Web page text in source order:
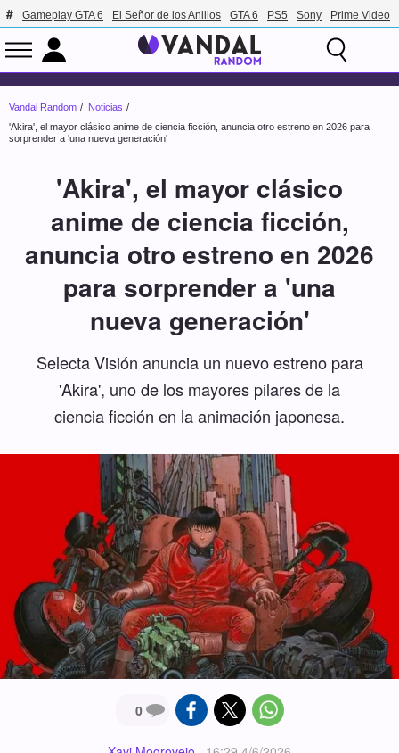
Gameplay GTA 6 El Señor de los Anillos GTA 6 PS5 Sony Prime Video
Vandal Random
Noticias
'Akira', el mayor clásico anime de ciencia ficción, anuncia otro estreno en 2026 para
sorprender a 'una nueva generación'
'Akira', el mayor clásico
anime de ciencia ficción,
anuncia otro estreno en 2026
para sorprender a 'una
nueva generación'
Selecta Visión anuncia un nuevo estreno para
'Akira', uno de los mayores pilares de la
ciencia ficción en la animación japonesa.
0